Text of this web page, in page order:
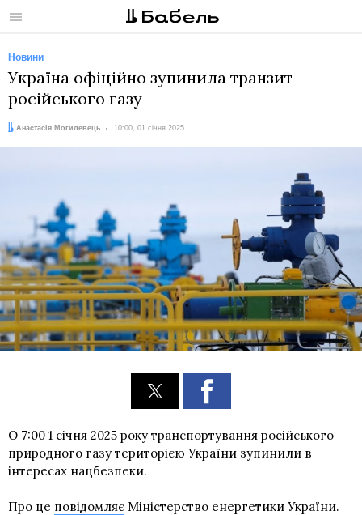
Меню
Новини
Україна офіційно зупинила транзит
російського газу
Автор:
Анастасія Могилевець
Дата: 10:00, 01 січня 2025
О 7:00 1 січня 2025 року транспортування російського
природного газу територією України зупинили в
інтересах нацбезпеки.
Про це повідомляє Міністерство енергетики України.